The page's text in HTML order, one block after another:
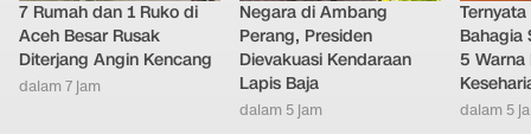
7 Rumah dan 1 Ruko di
Aceh Besar Rusak
Diterjang Angin Kencang
dalam 7 jam
Negara di Ambang
Perang, Presiden
Dievakuasi Kendaraan
Lapis Baja
dalam 5 jam
Bahagia
5
dalam 5